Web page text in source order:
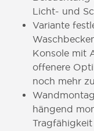
Licht- und
Variante
Konsole mit
offenere
noch mehr
hängend